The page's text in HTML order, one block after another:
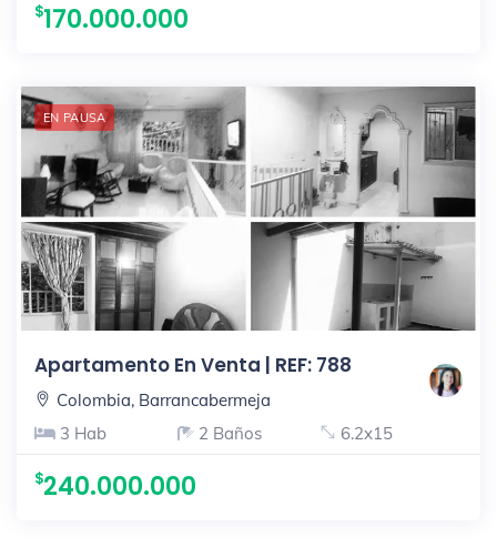
170.000.000
EN PAUSA
Apartamento En Venta | REF: 788
Colombia, Barrancabermeja
3 Hab
2 Baños 6.2x15
240.000.000